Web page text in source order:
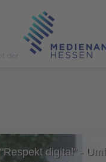
"Respekt digital" -